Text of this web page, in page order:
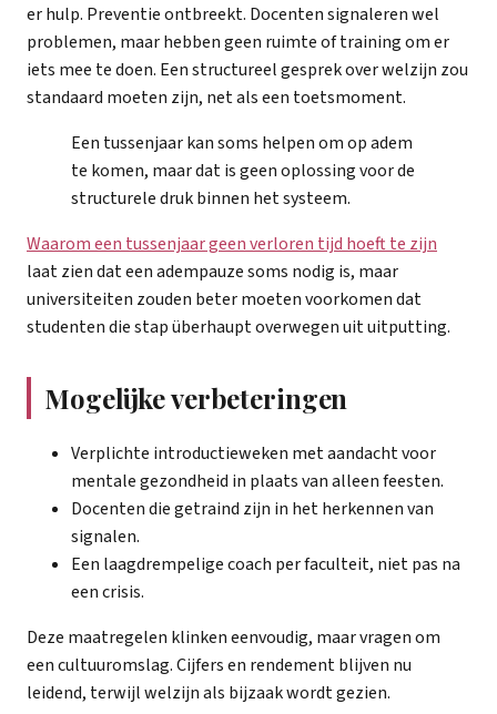
er hulp. Preventie ontbreekt. Docenten signaleren wel
problemen, maar hebben geen ruimte of training om er
iets mee te doen. Een structureel gesprek over welzijn zou
standaard moeten zijn, net als een toetsmoment.
Een tussenjaar kan soms helpen om op adem
te komen, maar dat is geen oplossing voor de
structurele druk binnen het systeem.
Waarom een tussenjaar geen verloren tijd hoeft te zijn
laat zien dat een adempauze soms nodig is, maar
universiteiten zouden beter moeten voorkomen dat
studenten die stap überhaupt overwegen uit uitputting.
Mogelijke verbeteringen
Verplichte introductieweken met aandacht voor
mentale gezondheid in plaats van alleen feesten.
Docenten die getraind zijn in het herkennen van
signalen.
Een laagdrempelige coach per faculteit, niet pas na
een crisis.
Deze maatregelen klinken eenvoudig, maar vragen om
een cultuuromslag. Cijfers en rendement blijven nu
leidend, terwijl welzijn als bijzaak wordt gezien.